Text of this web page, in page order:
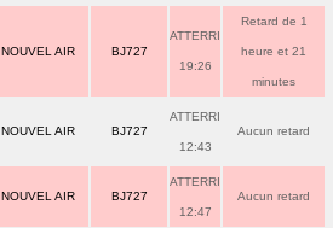
NOUVEL AIR BJ727
ATTERRI
19:26
Retard de 1
heure et 21
minutes
NOUVEL AIR BJ727
ATTERRI
12:43
Aucun retard
NOUVEL AIR BJ727
ATTERRI
12:47
Aucun retard